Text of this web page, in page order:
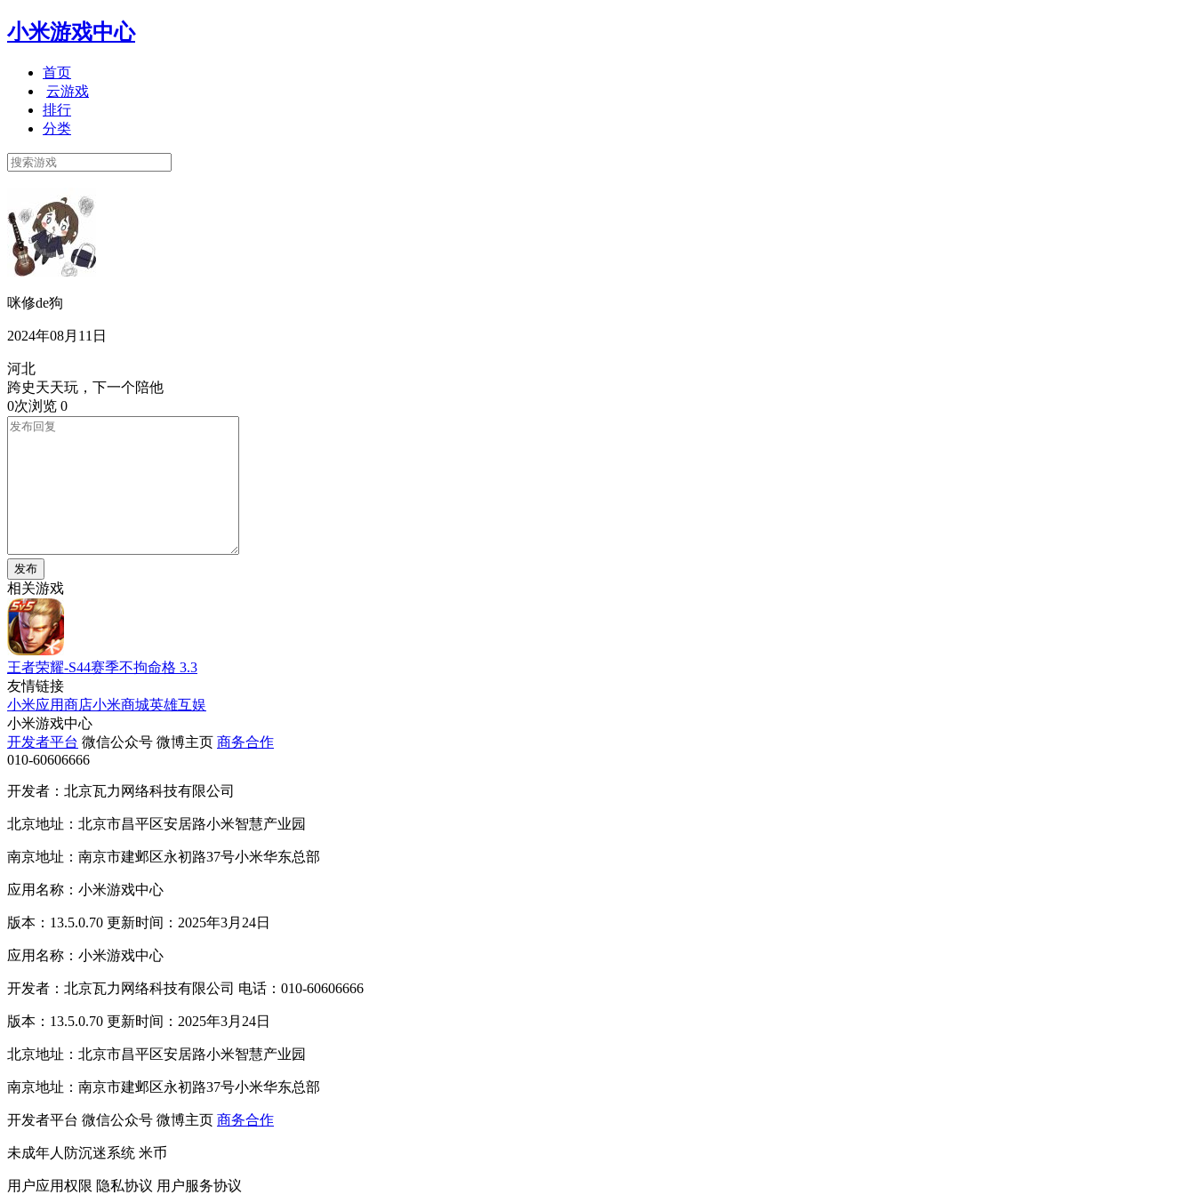
小米游戏中心
首页
云游戏
排行
分类
咪修de狗
2024年08月11日
河北
跨史天天玩，下一个陪他
0次浏览 0
发布
相关游戏
王者荣耀-S44赛季不拘命格 3.3
友情链接
小米应用商店小米商城英雄互娱
小米游戏中心
开发者平台 微信公众号 微博主页 商务合作
010-60606666
开发者：北京瓦力网络科技有限公司
北京地址：北京市昌平区安居路小米智慧产业园
南京地址：南京市建邺区永初路37号小米华东总部
应用名称：小米游戏中心
版本：13.5.0.70 更新时间：2025年3月24日
应用名称：小米游戏中心
开发者：北京瓦力网络科技有限公司 电话：010-60606666
版本：13.5.0.70 更新时间：2025年3月24日
北京地址：北京市昌平区安居路小米智慧产业园
南京地址：南京市建邺区永初路37号小米华东总部
开发者平台 微信公众号 微博主页 商务合作
未成年人防沉迷系统 米币
用户应用权限 隐私协议 用户服务协议